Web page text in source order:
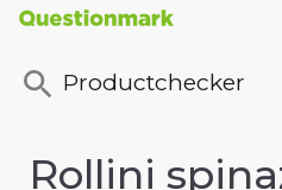
Productchecker
Rollini